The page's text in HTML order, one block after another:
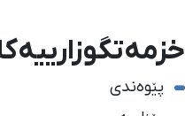
پێوەندی